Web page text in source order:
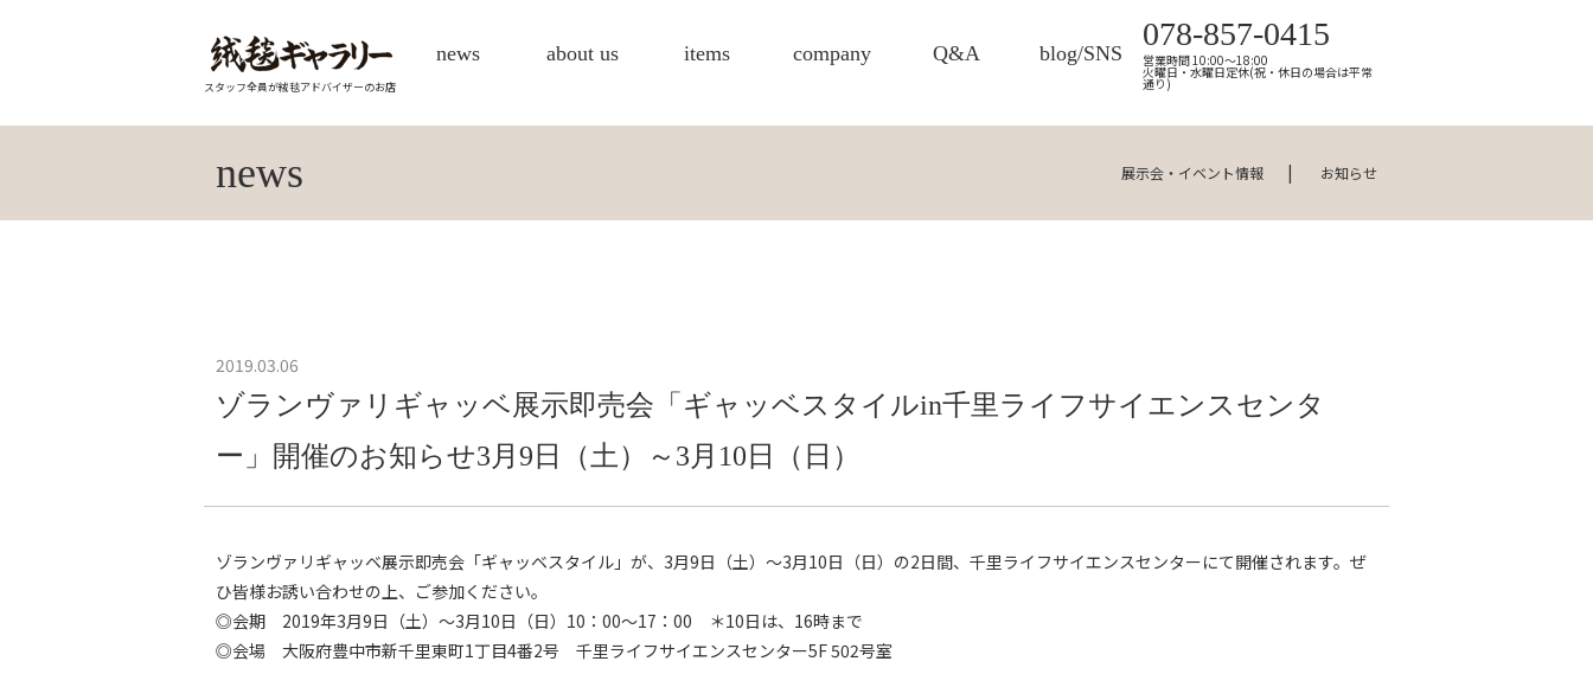
スタッフ全員が絨毯アドバイザーのお店
news about us items company Q&A blog/SNS
078-857-0415
営業時間 10:00～18:00
火曜日・水曜日定休(祝・休日の場合は平常
通り)
news 展示会・イベント情報 お知らせ
2019.03.06
ゾランヴァリギャッベ展示即売会「ギャッベスタイルin千里ライフサイエンスセンタ
ー」開催のお知らせ3月9日（土）～3月10日（日）
ゾランヴァリギャッベ展示即売会「ギャッベスタイル」が、3月9日（土）～3月10日（日）の2日間、千里ライフサイエンスセンターにて開催されます。ぜ
ひ皆様お誘い合わせの上、ご参加ください。
◎会期 2019年3月9日（土）～3月10日（日）10：00～17：00 ＊10日は、16時まで
◎会場 大阪府豊中市新千里東町1丁目4番2号 千里ライフサイエンスセンター5F 502号室